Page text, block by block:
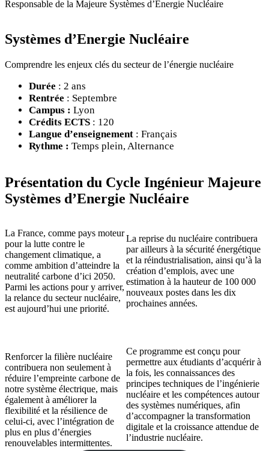
Responsable de la Majeure Systèmes d’Energie Nucléaire
Systèmes d’Energie Nucléaire
Comprendre les enjeux clés du secteur de l’énergie nucléaire
Durée : 2 ans
Rentrée : Septembre
Campus : Lyon
Crédits ECTS : 120
Langue d’enseignement : Français
Rythme : Temps plein, Alternance
Présentation du Cycle Ingénieur Majeure
Systèmes d’Energie Nucléaire
La France, comme pays moteur
pour la lutte contre le
changement climatique, a
comme ambition d’atteindre la
neutralité carbone d’ici 2050.
Parmi les actions pour y arriver,
la relance du secteur nucléaire,
est aujourd’hui une priorité.
Renforcer la filière nucléaire
contribuera non seulement à
réduire l’empreinte carbone de
notre système électrique, mais
également à améliorer la
flexibilité et la résilience de
celui-ci, avec l’intégration de
plus en plus d’énergies
renouvelables intermittentes.
La reprise du nucléaire contribuera
par ailleurs à la sécurité énergétique
et la réindustrialisation, ainsi qu’à la
création d’emplois, avec une
estimation à la hauteur de 100 000
nouveaux postes dans les dix
prochaines années.
Ce programme est conçu pour
permettre aux étudiants d’acquérir à
la fois, les connaissances des
principes techniques de l’ingénierie
nucléaire et les compétences autour
des systèmes numériques, afin
d’accompagner la transformation
digitale et la croissance attendue de
l’industrie nucléaire.